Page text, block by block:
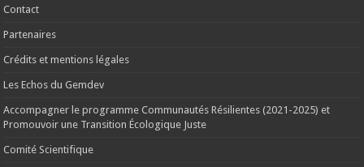
Contact
Partenaires
Crédits et mentions légales
Les Echos du Gemdev
Accompagner le programme Communautés Résilientes (2021-2025) et
Promouvoir une Transition Écologique Juste
Comité Scientifique